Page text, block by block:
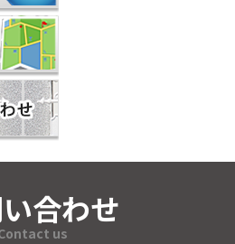
合わせ
us